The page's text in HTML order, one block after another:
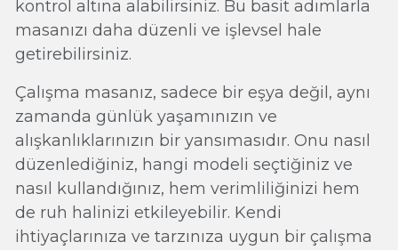
kontrol altına alabilirsiniz. Bu basit adımlarla
masanızı daha düzenli ve işlevsel hale
getirebilirsiniz.
Çalışma masanız, sadece bir eşya değil, aynı
zamanda günlük yaşamınızın ve
alışkanlıklarınızın bir yansımasıdır. Onu nasıl
düzenlediğiniz, hangi modeli seçtiğiniz ve
nasıl kullandığınız, hem verimliliğinizi hem
de ruh halinizi etkileyebilir. Kendi
ihtiyaçlarınıza ve tarzınıza uygun bir çalışma